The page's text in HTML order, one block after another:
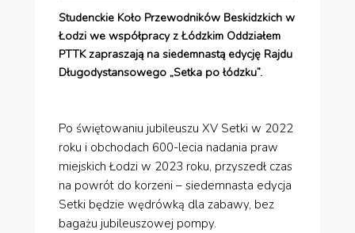
Studenckie Koło Przewodników Beskidzkich w
Łodzi we współpracy z Łódzkim Oddziałem
PTTK zapraszają na siedemnastą edycję Rajdu
Długodystansowego „Setka po łódzku”.
Po świętowaniu jubileuszu XV Setki w 2022
roku i obchodach 600-lecia nadania praw
miejskich Łodzi w 2023 roku, przyszedł czas
na powrót do korzeni – siedemnasta edycja
Setki będzie wędrówką dla zabawy, bez
bagażu jubileuszowej pompy.